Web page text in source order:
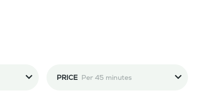
PRICE Per 45 minutes